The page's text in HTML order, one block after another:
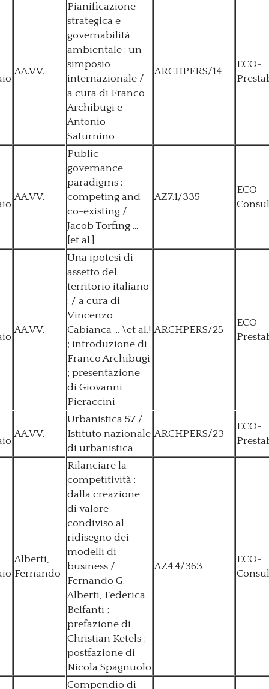
AA.VV.
Pianificazione
strategica e
governabilità
ambientale : un
simposio
internazionale /
a cura di Franco
Archibugi e
Antonio
Saturnino
ARCHPERS/14
ECO-
AA.VV.
Public
governance
paradigms :
competing and
co-existing /
Jacob Torfing ...
[et al.]
AZ7.1/335
ECO-
AA.VV.
Una ipotesi di
assetto del
territorio italiano
: / a cura di
Vincenzo
Cabianca ... \et al.!
; introduzione di
Franco Archibugi
; presentazione
di Giovanni
Pieraccini
ARCHPERS/25
ECO-
AA.VV.
Urbanistica 57 /
Istituto nazionale
di urbanistica
ARCHPERS/23
ECO-
Alberti,
Fernando
Rilanciare la
competitività :
dalla creazione
di valore
condiviso al
ridisegno dei
modelli di
business /
Fernando G.
Alberti, Federica
Belfanti ;
prefazione di
Christian Ketels ;
postfazione di
Nicola Spagnuolo
AZ4.4/363
ECO-
Compendio di